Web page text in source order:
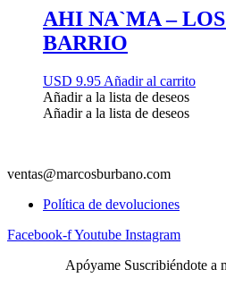
AHI NA`MA –
BARRIO
USD 9.95 Añadir al carrito
Añadir a la lista de deseos
Añadir a la lista de deseos
ventas@marcosburbano.com
Política de devoluciones
Facebook-fYoutube Instagram
Apóyame Suscribiéndote a